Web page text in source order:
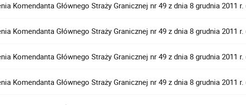
Komendanta Głównego Straży Granicznej nr 49 z dnia 8 grudnia 2011 r.
Komendanta Głównego Straży Granicznej nr 49 z dnia 8 grudnia 2011 r.
Komendanta Głównego Straży Granicznej nr 49 z dnia 8 grudnia 2011 r.
Komendanta Głównego Straży Granicznej nr 49 z dnia 8 grudnia 2011 r.